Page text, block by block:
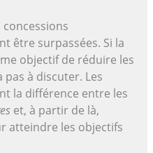
être surpassées. Si la
objectif de réduire les
pas à discuter. Les
la différence entre les
et, à partir de là,
atteindre les objectifs